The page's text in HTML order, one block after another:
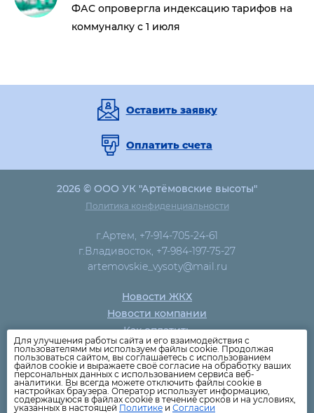
ФАС опровергла индексацию тарифов на
коммуналку с 1 июля
Оставить заявку
Оплатить счета
2026 © ООО УК "Артёмовские высоты"
Политика конфиденциальности
г.Артем, +7-914-705-24-61
г.Владивосток, +7-984-197-75-27
artemovskie_vysoty@mail.ru
Новости ЖКХ
Новости компании
Как оплатить
Дома
Раскрытие информации
Вопросы
Для улучшения работы сайта и его взаимодействия с
пользователями мы используем файлы cookie. Продолжая
пользоваться сайтом, вы соглашаетесь с использованием
файлов cookie и выражаете своё согласие на обработку ваших
персональных данных с использованием сервиса веб-
аналитики. Вы всегда можете отключить файлы cookie в
настройках браузера. Оператор использует информацию,
содержащуюся в файлах cookie в течение сроков и на условиях,
указанных в настоящей Политике и Согласии